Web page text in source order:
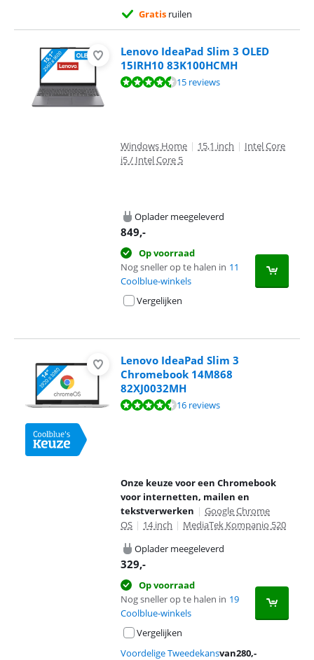
Gratis ruilen
Lenovo IdeaPad Slim 3 OLED
15IRH10 83K100HCMH
Beoordeling is 8,5 van de 10, gebaseerd op 15 reviews.
15 reviews
Windows Home | 15,1 inch | Intel Core
i5 / Intel Core 5
Oplader meegeleverd
849,-
Op voorraad
Nog sneller op te halen in 11
Coolblue-winkels
Vergelijken
Lenovo IdeaPad Slim 3
Chromebook 14M868
82XJ0032MH
Beoordeling is 8,6 van de 10, gebaseerd op 16 reviews.
16 reviews
Onze keuze voor een Chromebook
voor internetten, mailen en
tekstverwerken | Google Chrome
OS | 14 inch | MediaTek Kompanio 520
Oplader meegeleverd
329,-
Op voorraad
Nog sneller op te halen in 19
Coolblue-winkels
Vergelijken
Voordelige Tweedekansvan280,-